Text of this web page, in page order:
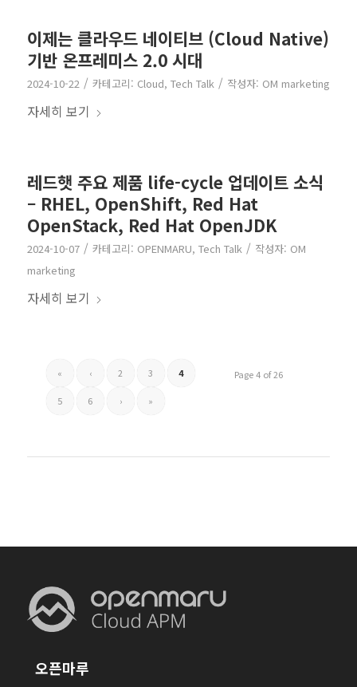
이제는 클라우드 네이티브 (Cloud Native)
기반 온프레미스 2.0 시대
2024-10-22 / 카테고리: Cloud, Tech Talk / 작성자: OM marketing
자세히 보기
레드햇 주요 제품 life-cycle 업데이트 소식
– RHEL, OpenShift, Red Hat
OpenStack, Red Hat OpenJDK
2024-10-07 / 카테고리: OPENMARU, Tech Talk / 작성자: OM
marketing
자세히 보기
Page 4 of 26
« ‹ 2 3 4
5 6 › »
오픈마루